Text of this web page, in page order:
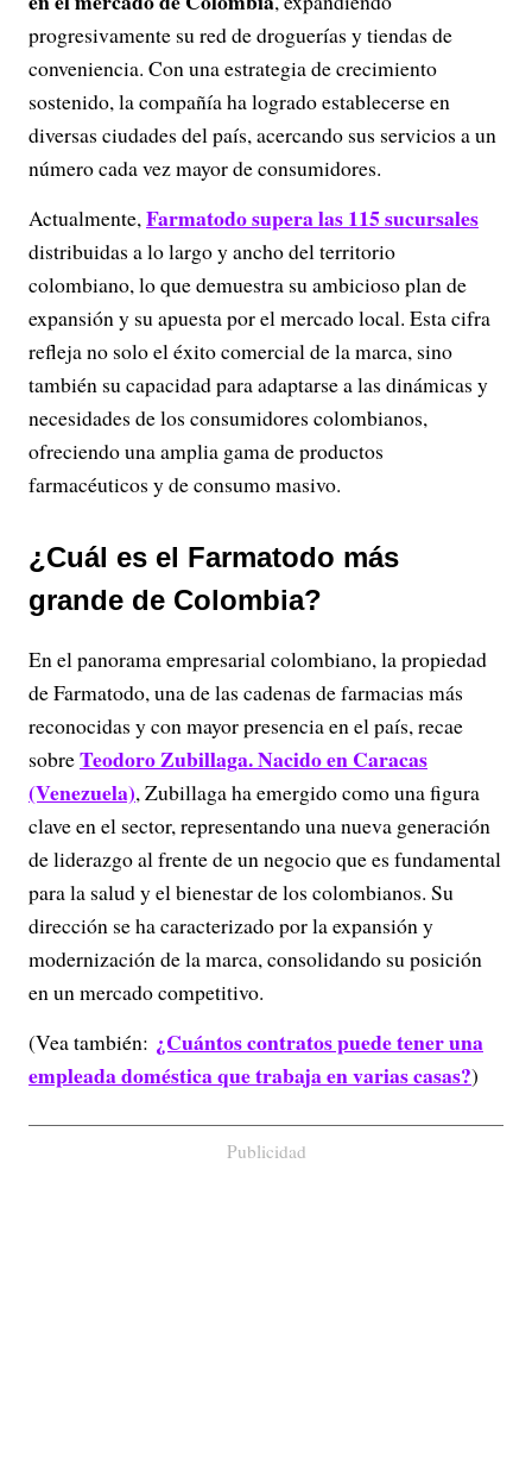
progresivamente su red de droguerías y tiendas de
conveniencia. Con una estrategia de crecimiento
sostenido, la compañía ha logrado establecerse en
diversas ciudades del país, acercando sus servicios a un
número cada vez mayor de consumidores.
Actualmente,Farmatodo supera las 115 sucursales
distribuidas a lo largo y ancho del territorio
colombiano, lo que demuestra su ambicioso plan de
expansión y su apuesta por el mercado local. Esta cifra
refleja no solo el éxito comercial de la marca, sino
también su capacidad para adaptarse a las dinámicas y
necesidades de los consumidores colombianos,
ofreciendo una amplia gama de productos
farmacéuticos y de consumo masivo.
¿Cuál es el Farmatodo más
grande de Colombia?
En el panorama empresarial colombiano, la propiedad
de Farmatodo, una de las cadenas de farmacias más
reconocidas y con mayor presencia en el país, recae
sobreTeodoro Zubillaga. Nacido en Caracas
(Venezuela), Zubillaga ha emergido como una figura
clave en el sector, representando una nueva generación
de liderazgo al frente de un negocio que es fundamental
para la salud y el bienestar de los colombianos. Su
dirección se ha caracterizado por la expansión y
modernización de la marca, consolidando su posición
en un mercado competitivo.
(Vea también: ¿Cuántos contratos puede tener una
empleada doméstica que trabaja en varias casas?)
Publicidad